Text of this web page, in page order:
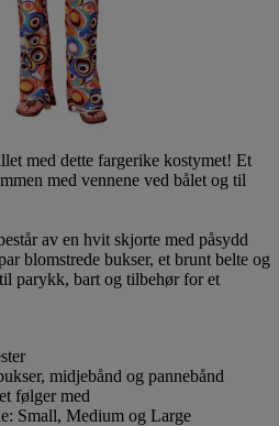
med dette fargerike kostymet! Et
med vennene ved bålet og til
av en hvit skjorte med påsydd
blomstrede bukser, et brunt belte og
parykk, bart og tilbehør for et
midjebånd og pannebånd
følger med
Small, Medium og Large